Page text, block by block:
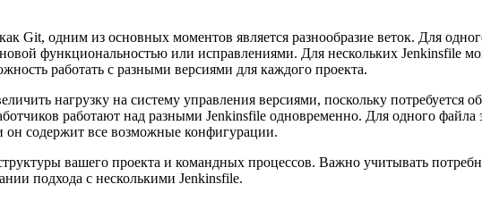
Git, одним из основных моментов является разнообразие веток. Для
функциональностью или исправлениями. Для нескольких Jenkinsfile
работать с разными версиями для каждого проекта.
нагрузку на систему управления версиями, поскольку потребуется
работают над разными Jenkinsfile одновременно. Для одного
он содержит все возможные конфигурации.
вашего проекта и командных процессов. Важно учитывать
подхода с несколькими Jenkinsfile.